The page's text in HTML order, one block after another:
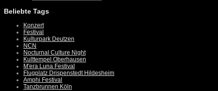
Beliebte Tags
Konzert
Festival
Kulturpark Deutzen
NCN
Nocturnal Culture Night
Kulttempel Oberhausen
M'era Luna Festival
Flugplatz Drispenstedt Hildesheim
Amphi Festival
Tanzbrunnen Köln